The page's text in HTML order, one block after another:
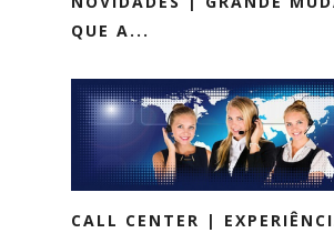
QUE A...
CALL CENTER |